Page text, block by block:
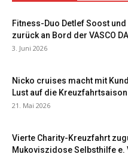
Fitness-Duo Detlef Soost und
zurück an Bord der VASCO
3. Juni 2026
Nicko cruises macht mit
Lust auf die
21. Mai 2026
Vierte Charity-Kreuzfahrt
Mukoviszidose Selbsthilfe e.